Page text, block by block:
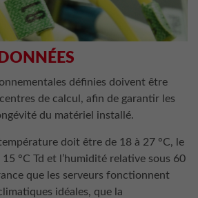
définies doivent être
de calcul, afin de garantir les
du matériel installé.
doit être de 18 à 27 °C, le
°C Td et l’humidité relative sous 60
que les serveurs fonctionnent
idéales, que la